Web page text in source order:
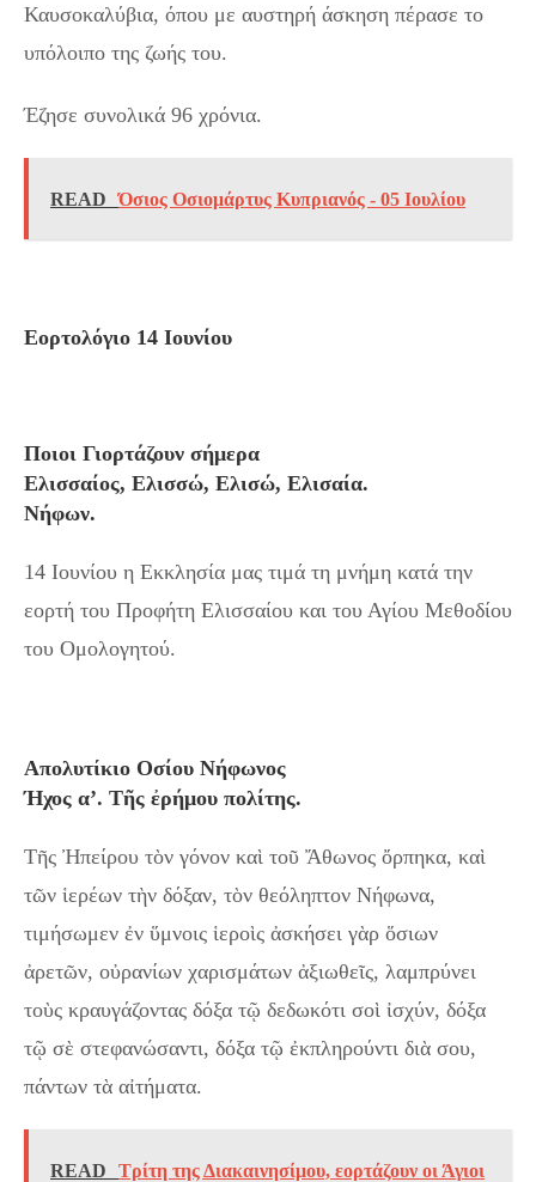
Καυσοκαλύβια, όπου με αυστηρή άσκηση πέρασε το
υπόλοιπο της ζωής του.
Έζησε συνολικά 96 χρόνια.
READ Όσιος Οσιομάρτυς Κυπριανός - 05 Ιουλίου
Εορτολόγιο 14 Ιουνίου
Ποιοι Γιορτάζουν σήμερα
Ελισσαίος, Ελισσώ, Ελισώ, Ελισαία.
Νήφων.
14 Ιουνίου η Εκκλησία μας τιμά τη μνήμη κατά την
εορτή του Προφήτη Ελισσαίου και του Αγίου Μεθοδίου
του Ομολογητού.
Aπολυτίκιο Οσίου Νήφωνος
Ήχος α’. Τῆς ἐρήμου πολίτης.
Τῆς Ἠπείρου τὸν γόνον καὶ τοῦ Ἄθωνος ὄρπηκα, καὶ
τῶν ἱερέων τὴν δόξαν, τὸν θεόληπτον Νήφωνα,
τιμήσωμεν ἐν ὕμνοις ἱεροὶς ἀσκήσει γὰρ ὅσιων
ἀρετῶν, οὐρανίων χαρισμάτων ἀξιωθεῖς, λαμπρύνει
τοὺς κραυγάζοντας δόξα τῷ δεδωκότι σοὶ ἰσχύν, δόξα
τῷ σὲ στεφανώσαντι, δόξα τῷ ἐκπληρούντι διὰ σου,
πάντων τὰ αἰτήματα.
READ Τρίτη της Διακαινησίμου, εορτάζουν οι Άγιοι